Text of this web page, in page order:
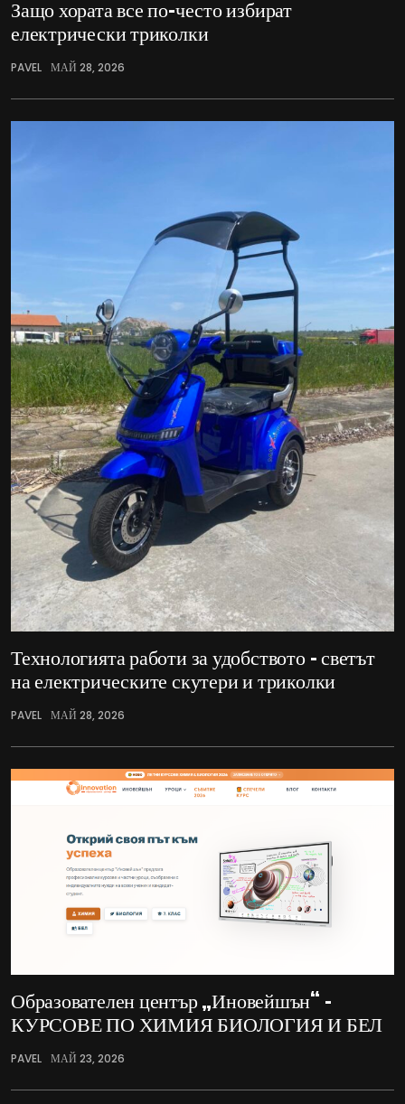
Защо хората все по-често избират
електрически триколки
PAVEL МАЙ 28, 2026
Технологията работи за удобството – светът
на електрическите скутери и триколки
PAVEL МАЙ 28, 2026
Образователен център „Иновейшън“ –
КУРСОВЕ ПО ХИМИЯ БИОЛОГИЯ И БЕЛ
PAVEL МАЙ 23, 2026